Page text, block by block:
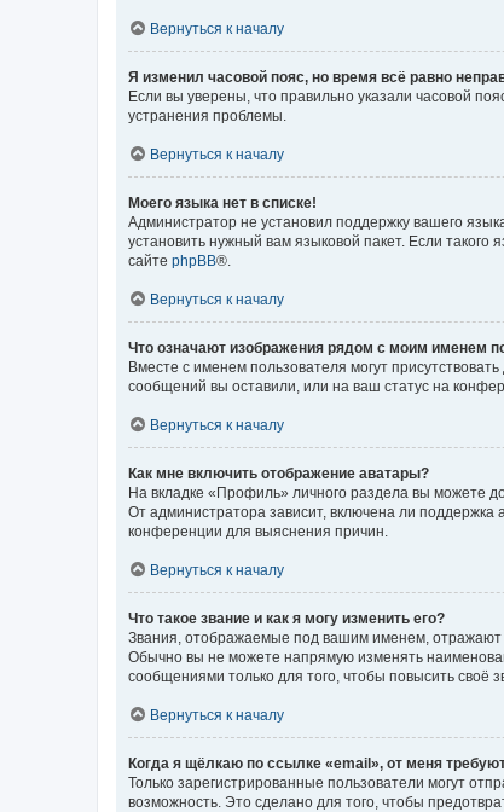
Вернуться к началу
Я изменил часовой пояс, но время всё равно
Если вы уверены, что правильно указали часовой
устранения проблемы.
Вернуться к началу
Моего языка нет в списке!
Администратор не установил поддержку вашего
установить нужный вам языковой пакет. Если
сайте phpBB®.
Вернуться к началу
Что означают изображения рядом с моим именем
Вместе с именем пользователя могут
сообщений вы оставили, или на ваш статус на
Вернуться к началу
Как мне включить отображение аватары?
На вкладке «Профиль» личного раздела вы можете
От администратора зависит, включена ли
конференции для выяснения причин.
Вернуться к началу
Что такое звание и как я могу изменить его?
Звания, отображаемые под вашим именем, отражают
Обычно вы не можете напрямую изменять
сообщениями только для того, чтобы повысить своё
Вернуться к началу
Когда я щёлкаю по ссылке «email», от меня
Только зарегистрированные пользователи могут
возможность. Это сделано для того, чтобы